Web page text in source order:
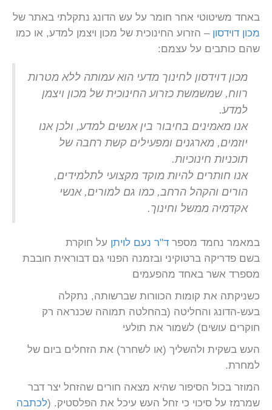
באחד משיטוטי אחר חומר על עש הדונג נתקלתי באתר של
מכון דוידסון – הזרוע החינוכית של מכון ויצמן למדע, או כמו
שהם כותבים על עצמם:
מכון דוידסון לחינוך מדעי הוא עמותה ללא מטרות
רווח, שמשמשת כזרוע החינוכית של מכון ויצמן
למדע.
אנו מאמינים בחיבור בין אנשים למדע, ולכן אנו
יוזמים, מארגנים ומפעילים קשת רחבה של
תוכניות חינוכיות.
אנו חותרים להיות מוקד מקצועי לתלמידים,
הורים והקהל הרחב, כמו גם למורים, אנשי
אקדמיה ממשל וחינוך.
במאמר נחמד מספר ד"ר נעם לויתן על חוקרת
בשם פדריקה ברטוקיני ובזמנה הפנוי גם דבוראית חובבת
מספרד אשר באחד מהפעמים
כשניקתה את קומות הכוורות שברשותה, נתקלה
בעש-הדונג והחליטה (בהחלטה תמוהה שכנראה רק
חוקרים עושים) לשמור את תולעי
העש בשקית ולהשליך (או לשחרר) את הזחלים ביום של
למחרת.
המוזר בכול הסיפור שהיא מצאה חורים שהזחל יצר דבר
שמרמז על סיכוי כי זחל העש עיכל את הפלסטיק. (לכתבה